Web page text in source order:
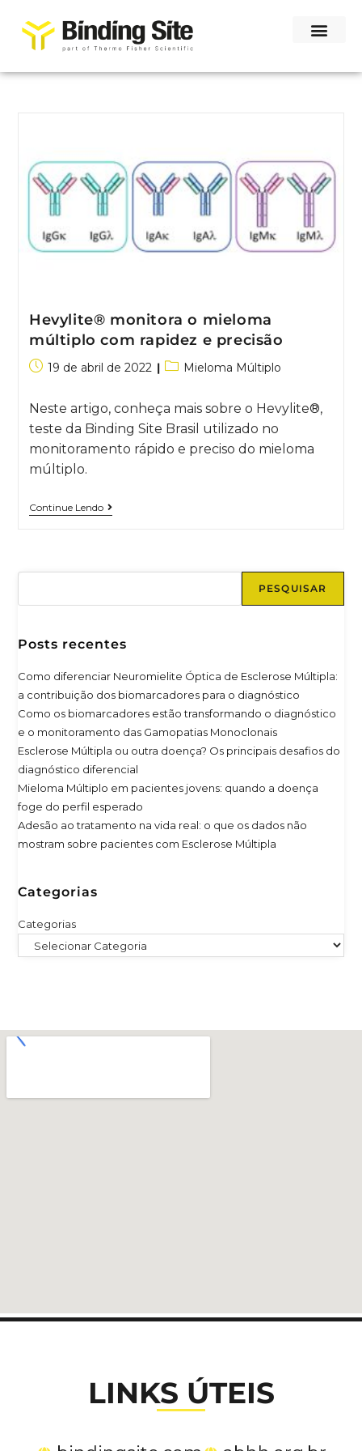
Hevylite® monitora o mieloma
múltiplo com rapidez e precisão
19 de abril de 2022 Mieloma Múltiplo
Neste artigo, conheça mais sobre o Hevylite®,
teste da Binding Site Brasil utilizado no
monitoramento rápido e preciso do mieloma
múltiplo.
Continue Lendo
PESQUISAR
Posts recentes
Como diferenciar Neuromielite Óptica de Esclerose Múltipla:
a contribuição dos biomarcadores para o diagnóstico
Como os biomarcadores estão transformando o diagnóstico
e o monitoramento das Gamopatias Monoclonais
Esclerose Múltipla ou outra doença? Os principais desafios do
diagnóstico diferencial
Mieloma Múltiplo em pacientes jovens: quando a doença
foge do perfil esperado
Adesão ao tratamento na vida real: o que os dados não
mostram sobre pacientes com Esclerose Múltipla
Categorias
Categorias
LINKS ÚTEIS